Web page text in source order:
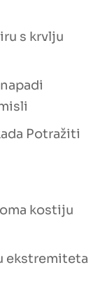
s krvlju
Potražiti
kostiju
ekstremiteta